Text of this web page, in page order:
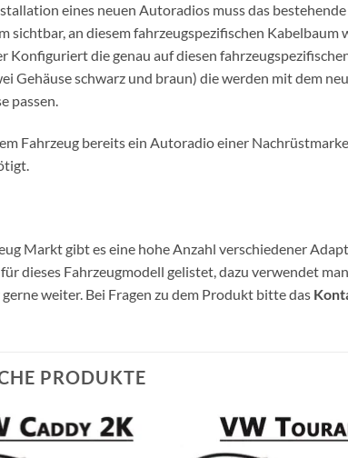
eines neuen Autoradios muss das
sichtbar, an diesem fahrzeugspezifischen
Konfiguriert die genau auf diesen
Gehäuse schwarz und braun) die werden mit dem
passen.
Fahrzeug bereits ein Autoradio einer
Markt gibt es eine hohe Anzahl verschiedener
dieses Fahrzeugmodell gelistet, dazu verwendet
weiter. Bei Fragen zu dem Produkt bitte das
PRODUKTE